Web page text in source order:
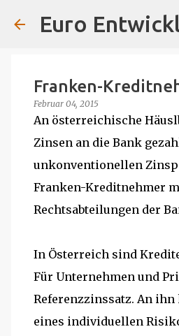
Euro
Franken-
Februar 04, 2015
An österreichische
Zinsen an die Bank
unkonventionellen
Franken-Kreditnehmer
Rechtsabteilungen der
In Österreich sind
Für Unternehmen und
Referenzzinssatz. An
eines individuellen